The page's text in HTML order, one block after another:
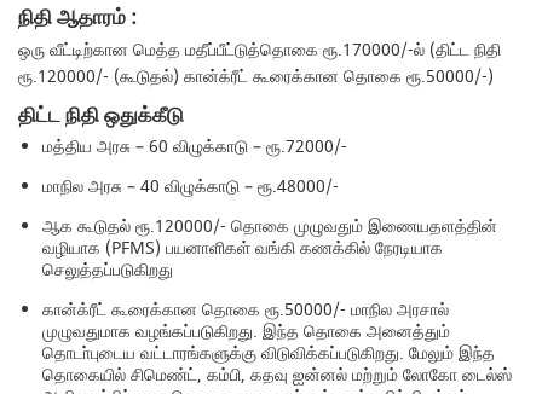
நிதி ஆதாரம் :
ஒரு வீட்டிற்கான மெத்த மதீப்பீட்டுத்தொகை ரூ.170000/-ல் (திட்ட நிதி
ரூ.120000/- (கூடுதல்) கான்க்ரீட் கூரைக்கான தொகை ரூ.50000/-)
திட்ட நிதி ஒதுக்கீடு
மத்திய அரசு – 60 விழுக்காடு – ரூ.72000/-
மாநில அரசு – 40 விழுக்காடு – ரூ.48000/-
ஆக கூடுதல் ரூ.120000/- தொகை முழுவதும் இணையதளத்தின்
வழியாக (PFMS) பயனாளிகள் வங்கி கணக்கில் நேரடியாக
செலுத்தப்படுகிறது
கான்க்ரீட் கூரைக்கான தொகை ரூ.50000/- மாநில அரசால்
முழுவதுமாக வழங்கப்படுகிறது. இந்த தொகை அனைத்தும்
தொடா்புடைய வட்டாரங்களுக்கு விடுவிக்கப்படுகிறது. மேலும் இந்த
தொகையில் சிமெண்ட், கம்பி, கதவு ஐன்னல் மற்றும் லோகோ டைல்ஸ்